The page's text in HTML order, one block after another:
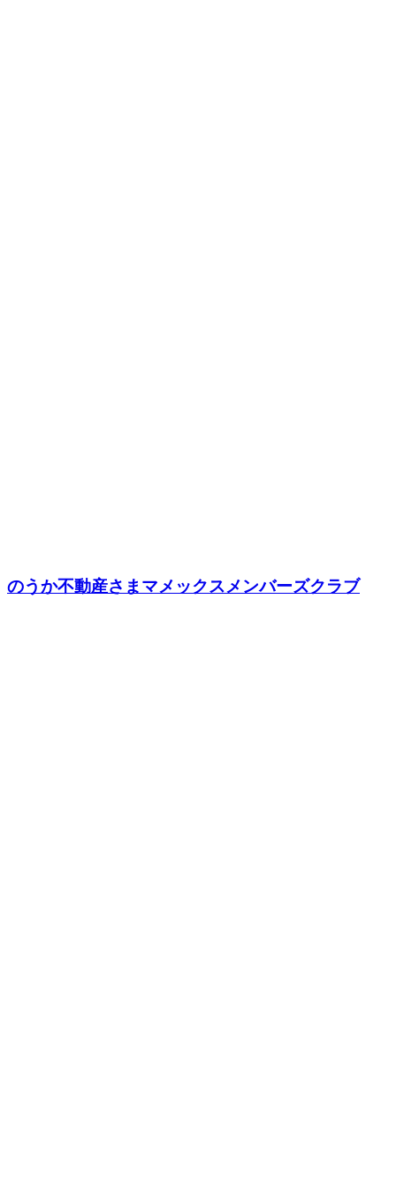
のうか不動産さまマメックスメンバーズクラブ